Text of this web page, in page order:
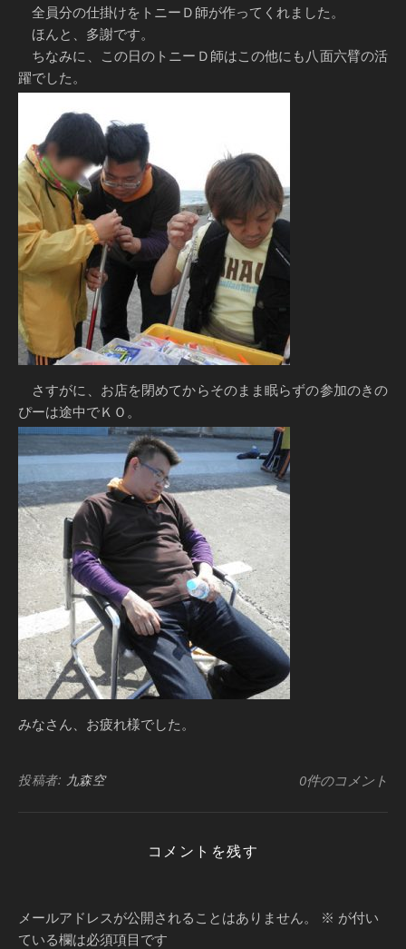
全員分の仕掛けをトニーＤ師が作ってくれました。
ほんと、多謝です。
ちなみに、この日のトニーＤ師はこの他にも八面六臂の活
躍でした。
さすがに、お店を閉めてからそのまま眠らずの参加のきの
ぴーは途中でＫＯ。
みなさん、お疲れ様でした。
投稿者: 九森空 0件のコメント
コメントを残す
メールアドレスが公開されることはありません。 ※ が付い
ている欄は必須項目です